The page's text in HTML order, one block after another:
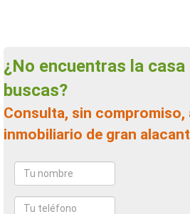
¿No encuentras la casa en venta que
buscas?
Consulta, sin compromiso, a un agente
inmobiliario de gran alacant